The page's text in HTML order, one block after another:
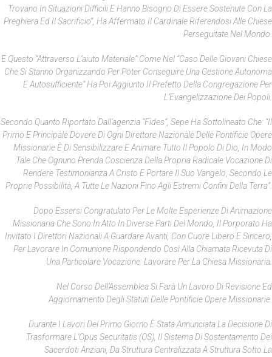
Trovano In Situazioni Difficili E Hanno Bisogno Di Essere Sostenute Con La
Preghiera Ed Il Sacrificio”, Ha Affermato Il Cardinale Riferendosi Alle Chiese
Perseguitate Nel Mondo.
E Questo “attraverso L’aiuto Materiale” Come Nel “caso Delle Giovani Chiese
Che Si Stanno Organizzando Per Poter Conseguire Una Gestione Autonoma
E Autosufficiente” Ha Poi Aggiunto Il Prefetto Della Congregazione Per
L’Evangelizzazione Dei Popoli.
Secondo Quanto Riportato Dall’agenzia “Fides”, Sepe Ha Sottolineato Che: “Il
Primo E Principale Dovere Di Ogni Direttore Nazionale Delle Pontificie Opere
Missionarie È Di Sensibilizzare E Animare Tutto Il Popolo Di Dio, In Modo
Tale Che Ognuno Prenda Coscienza Della Propria Radicale Vocazione Di
Rendere Testimonianza A Cristo E Portare Il Suo Vangelo, Secondo Le
Proprie Possibilità, A Tutte Le Nazioni Fino Agli Estremi Confini Della Terra”.
Dopo Essersi Congratulato Per Le Molte Esperienze Di Animazione
Missionaria Che Sono In Atto In Diverse Parti Del Mondo, Il Porporato Ha
Invitato I Direttori Nazionali A Guardare Avanti, Con Cuore Libero E Sincero,
Per Lavorare In Comunione Rispondendo Così Alla Chiamata Ricevuta Di
Una Particolare Vocazione: Lavorare Per La Chiesa Missionaria.
Nel Corso Dell’Assemblea Si Farà Un Lavoro Di Revisione Ed
Aggiornamento Degli Statuti Delle Pontificie Opere Missionarie.
Durante I Lavori Del Primo Giorno È Stata Annunciata La Decisione Di
Trasformare L’Opus Securitatis (OS), Il Sistema Di Sostentamento Dei
Sacerdoti Anziani, Da Struttura Centralizzata A Struttura Sotto La